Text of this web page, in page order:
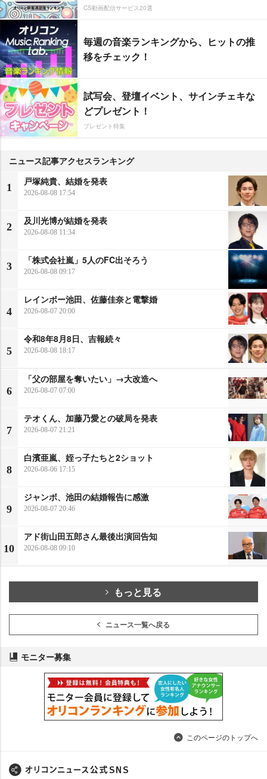
CS動画配信サービス20選
毎週の音楽ランキングから、ヒットの推
移をチェック！
試写会、登壇イベント、サインチェキな
どプレゼント！
プレゼント特集
ニュース記事アクセスランキング
1
戸塚純貴、結婚を発表
2026-08-08 17:54
2
及川光博が結婚を発表
2026-08-08 11:34
3
「株式会社嵐」5人のFC出そろう
2026-08-08 09:17
4
レインボー池田、佐藤佳奈と電撃婚
2026-08-07 20:00
5
令和8年8月8日、吉報続々
2026-08-08 18:17
6
「父の部屋を奪いたい」→大改造へ
2026-08-07 07:00
7
テオくん、加藤乃愛との破局を発表
2026-08-07 21:21
8
白濱亜嵐、姪っ子たちと2ショット
2026-08-06 17:15
9
ジャンボ、池田の結婚報告に感激
2026-08-07 20:46
10
アド街山田五郎さん最後出演回告知
2026-08-08 09:10
もっと見る
ニュース一覧へ戻る
モニター募集
このページのトップへ